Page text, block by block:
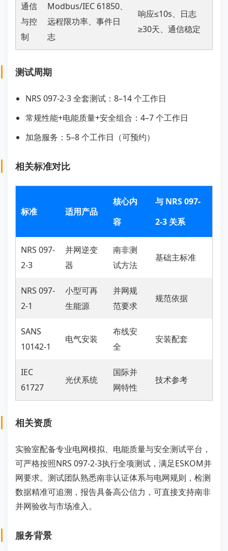
通信
与控
制
Modbus/IEC 61850、
远程限功率、事件日
志
响应≤10s、日志
≥30天、通信稳定
测试周期
NRS 097-2-3 全套测试：8–14 个工作日
常规性能+电能质量+安全组合：4–7 个工作日
加急服务：5–8 个工作日（可预约）
相关标准对比
标准 适用产品
核心内
容
与 NRS 097-
2-3 关系
NRS 097-
2-3
并网逆变
器
南非测
试方法
基础主标准
NRS 097-
2-1
小型可再
生能源
并网规
范要求
规范依据
SANS
10142-1
电气安装
布线安
全
安装配套
IEC
61727
光伏系统
国际并
网特性
技术参考
相关资质
实验室配备专业电网模拟、电能质量与安全测试平台，
可严格按照NRS 097-2-3执行全项测试，满足ESKOM并
网要求。测试团队熟悉南非认证体系与电网规则，检测
数据精准可追溯，报告具备高公信力，可直接支持南非
并网验收与市场准入。
服务背景